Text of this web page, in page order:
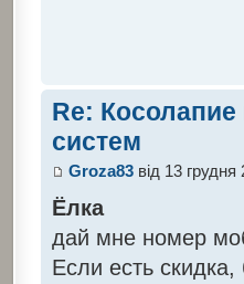
Re: Косолапие
систем
Groza83від 13 грудня
Ёлка
дай мне номер
Если есть